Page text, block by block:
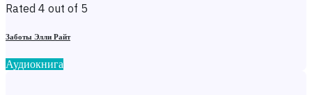
Rated 4 out of 5
Заботы Элли Райт
Аудиокнига